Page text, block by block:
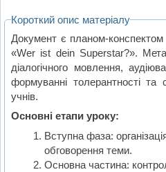
Короткий опис матеріалу
Документ є планом-
«Wer ist dein Superstar?».
діалогічного мовлення,
формуванні толерантності та
учнів.
Основні етапи уроку:
Вступна фаза:
обговорення теми.
Основна частина: